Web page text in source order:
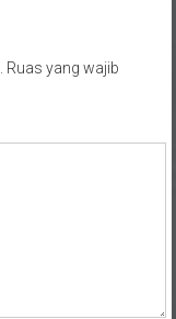
Ruas yang wajib